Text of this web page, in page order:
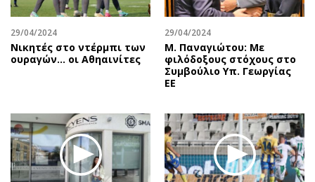
29/04/2024
Νικητές στο ντέρμπι των
ουραγών… οι Αθηαινίτες
29/04/2024
Μ. Παναγιώτου: Με
φιλόδοξους στόχους στο
Συμβούλιο Υπ. Γεωργίας
ΕΕ